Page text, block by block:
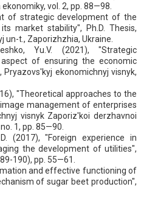
vol. 2, pp. 88—98.
of strategic development of the
market stability", Ph.D. Thesis,
un-t., Zaporizhzhia, Ukraine.
Yu.V. (2021), "Strategic
of ensuring the economic
ekonomichnyj visnyk,
"Theoretical approaches to the
management of enterprises
visnyk Zaporiz'koi derzhavnoi
1, pp. 85—90.
(2017), "Foreign experience in
the development of utilities",
190), pp. 55—61.
and effective functioning of
of sugar beet production",